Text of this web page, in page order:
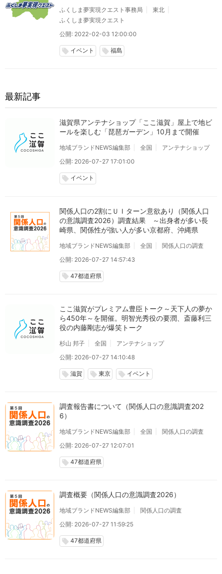
ふくしま夢実現クエスト事務局
東北
ふくしま夢実現クエスト
公開: 2022-02-03 12:00:00
local_offer イベント local_offer 福島
最新記事
滋賀県アンテナショップ「ここ滋賀」屋上で地ビ
ールを楽しむ「琵琶ガーデン」10月まで開催
地域ブランドNEWS編集部 全国
アンテナショップ
公開: 2026-07-27 17:01:00
local_offer イベント
関係人口の2割にＵＩターン意欲あり（関係人口
の意識調査2026）調査結果 ～出身者が多い長
崎県、関係性が強い人が多い京都府、沖縄県
地域ブランドNEWS編集部 全国
関係人口の調査
公開: 2026-07-27 14:57:43
local_offer 47都道府県
ここ滋賀がプレミアム豊臣トーク～天下人の夢か
ら450年～を開催。明智光秀役の要潤、斎藤利三
役の内藤剛志が爆笑トーク
杉山 邦子 全国
アンテナショップ
公開: 2026-07-27 14:10:48
local_offer 滋賀 local_offer 東京 local_offer イベント
調査報告書について（関係人口の意識調査202
6）
地域ブランドNEWS編集部 全国
関係人口の調査
公開: 2026-07-27 12:07:01
local_offer 47都道府県
調査概要（関係人口の意識調査2026）
地域ブランドNEWS編集部
関係人口の調査
公開: 2026-07-27 11:59:25
local_offer 47都道府県